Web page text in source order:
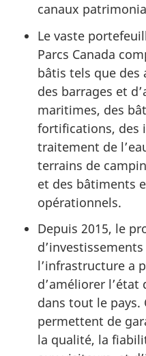
canaux
Le vaste
Parcs Canada
bâtis tels que des
des barrages et
maritimes, des
fortifications, des
traitement de
terrains de
et des bâtiments
opérationnels.
Depuis 2015, le
l’infrastructure a
d’améliorer l’état
dans tout le pays.
permettent de
la qualité, la